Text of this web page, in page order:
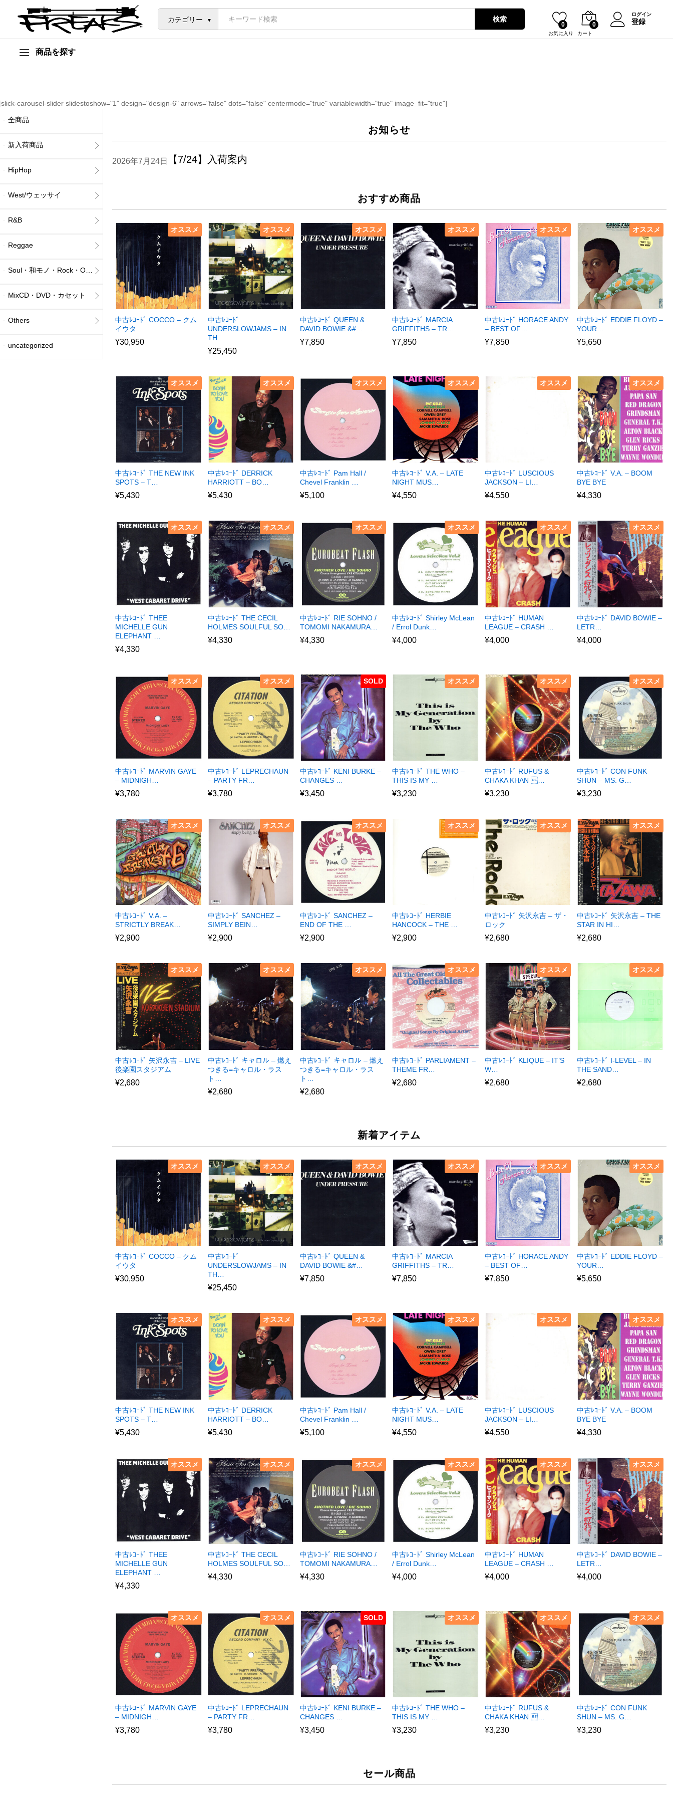
カテゴリー 検索
お気に入り
0
カート
0
ログイン
登録
商品を探す
carousel-slider slidestoshow="1" design="design-6" arrows="false" dots="false" centermode="true" variablewidth="true" image_fit="true"]
お知らせ
【7/24】入荷案内
2026年7月24日
おすすめ商品
オススメ
中古ﾚｺｰﾄﾞ COCCO – クム
イウタ
¥30,950
オススメ
中古ﾚｺｰﾄﾞ
UNDERSLOWJAMS – IN
TH…
¥25,450
オススメ
中古ﾚｺｰﾄﾞ QUEEN &
DAVID BOWIE &#…
¥7,850
オススメ
中古ﾚｺｰﾄﾞ MARCIA
GRIFFITHS – TR…
¥7,850
オススメ
中古ﾚｺｰﾄﾞ HORACE ANDY
– BEST OF…
¥7,850
オススメ
中古ﾚｺｰﾄﾞ EDDIE FLOYD –
YOUR…
¥5,650
オススメ
中古ﾚｺｰﾄﾞ THE NEW INK
SPOTS – T…
¥5,430
オススメ
中古ﾚｺｰﾄﾞ DERRICK
HARRIOTT – BO…
¥5,430
オススメ
中古ﾚｺｰﾄﾞ Pam Hall /
Chevel Franklin …
¥5,100
オススメ
中古ﾚｺｰﾄﾞ V.A. – LATE
NIGHT MUS…
¥4,550
オススメ
中古ﾚｺｰﾄﾞ LUSCIOUS
JACKSON – LI…
¥4,550
オススメ
中古ﾚｺｰﾄﾞ V.A. – BOOM
BYE BYE
¥4,330
オススメ
中古ﾚｺｰﾄﾞ THEE
MICHELLE GUN
ELEPHANT …
¥4,330
オススメ
中古ﾚｺｰﾄﾞ THE CECIL
HOLMES SOULFUL SO…
¥4,330
オススメ
中古ﾚｺｰﾄﾞ RIE SOHNO /
TOMOMI NAKAMURA…
¥4,330
オススメ
中古ﾚｺｰﾄﾞ Shirley McLean
/ Errol Dunk…
¥4,000
オススメ
中古ﾚｺｰﾄﾞ HUMAN
LEAGUE – CRASH …
¥4,000
オススメ
中古ﾚｺｰﾄﾞ DAVID BOWIE –
LETR…
¥4,000
オススメ
中古ﾚｺｰﾄﾞ MARVIN GAYE
– MIDNIGH…
¥3,780
オススメ
中古ﾚｺｰﾄﾞ LEPRECHAUN
– PARTY FR…
¥3,780
SOLD
中古ﾚｺｰﾄﾞ KENI BURKE –
CHANGES …
¥3,450
オススメ
中古ﾚｺｰﾄﾞ THE WHO –
THIS IS MY …
¥3,230
オススメ
中古ﾚｺｰﾄﾞ RUFUS &
CHAKA KHAN …
¥3,230
オススメ
中古ﾚｺｰﾄﾞ CON FUNK
SHUN – MS. G…
¥3,230
オススメ
中古ﾚｺｰﾄﾞ V.A. –
STRICTLY BREAK…
¥2,900
オススメ
中古ﾚｺｰﾄﾞ SANCHEZ –
SIMPLY BEIN…
¥2,900
オススメ
中古ﾚｺｰﾄﾞ SANCHEZ –
END OF THE …
¥2,900
オススメ
中古ﾚｺｰﾄﾞ HERBIE
HANCOCK – THE …
¥2,900
オススメ
中古ﾚｺｰﾄﾞ 矢沢永吉 – ザ・
ロック
¥2,680
オススメ
中古ﾚｺｰﾄﾞ 矢沢永吉 – THE
STAR IN HI…
¥2,680
オススメ
中古ﾚｺｰﾄﾞ 矢沢永吉 – LIVE
後楽園スタジアム
¥2,680
オススメ
中古ﾚｺｰﾄﾞ キャロル – 燃え
つきる=キャロル・ラス
ト…
¥2,680
オススメ
中古ﾚｺｰﾄﾞ キャロル – 燃え
つきる=キャロル・ラス
ト…
¥2,680
オススメ
中古ﾚｺｰﾄﾞ PARLIAMENT –
THEME FR…
¥2,680
オススメ
中古ﾚｺｰﾄﾞ KLIQUE – IT’S
W…
¥2,680
オススメ
中古ﾚｺｰﾄﾞ I-LEVEL – IN
THE SAND…
¥2,680
新着アイテム
オススメ
中古ﾚｺｰﾄﾞ COCCO – クム
イウタ
¥30,950
オススメ
中古ﾚｺｰﾄﾞ
UNDERSLOWJAMS – IN
TH…
¥25,450
オススメ
中古ﾚｺｰﾄﾞ QUEEN &
DAVID BOWIE &#…
¥7,850
オススメ
中古ﾚｺｰﾄﾞ MARCIA
GRIFFITHS – TR…
¥7,850
オススメ
中古ﾚｺｰﾄﾞ HORACE ANDY
– BEST OF…
¥7,850
オススメ
中古ﾚｺｰﾄﾞ EDDIE FLOYD –
YOUR…
¥5,650
オススメ
中古ﾚｺｰﾄﾞ THE NEW INK
SPOTS – T…
¥5,430
オススメ
中古ﾚｺｰﾄﾞ DERRICK
HARRIOTT – BO…
¥5,430
オススメ
中古ﾚｺｰﾄﾞ Pam Hall /
Chevel Franklin …
¥5,100
オススメ
中古ﾚｺｰﾄﾞ V.A. – LATE
NIGHT MUS…
¥4,550
オススメ
中古ﾚｺｰﾄﾞ LUSCIOUS
JACKSON – LI…
¥4,550
オススメ
中古ﾚｺｰﾄﾞ V.A. – BOOM
BYE BYE
¥4,330
オススメ
中古ﾚｺｰﾄﾞ THEE
MICHELLE GUN
ELEPHANT …
¥4,330
オススメ
中古ﾚｺｰﾄﾞ THE CECIL
HOLMES SOULFUL SO…
¥4,330
オススメ
中古ﾚｺｰﾄﾞ RIE SOHNO /
TOMOMI NAKAMURA…
¥4,330
オススメ
中古ﾚｺｰﾄﾞ Shirley McLean
/ Errol Dunk…
¥4,000
オススメ
中古ﾚｺｰﾄﾞ HUMAN
LEAGUE – CRASH …
¥4,000
オススメ
中古ﾚｺｰﾄﾞ DAVID BOWIE –
LETR…
¥4,000
オススメ
中古ﾚｺｰﾄﾞ MARVIN GAYE
– MIDNIGH…
¥3,780
オススメ
中古ﾚｺｰﾄﾞ LEPRECHAUN
– PARTY FR…
¥3,780
SOLD
中古ﾚｺｰﾄﾞ KENI BURKE –
CHANGES …
¥3,450
オススメ
中古ﾚｺｰﾄﾞ THE WHO –
THIS IS MY …
¥3,230
オススメ
中古ﾚｺｰﾄﾞ RUFUS &
CHAKA KHAN …
¥3,230
オススメ
中古ﾚｺｰﾄﾞ CON FUNK
SHUN – MS. G…
¥3,230
セール商品
全商品
新入荷商品
HipHop
West/ウェッサイ
R&B
Reggae
Soul・和モノ・Rock・Others
MixCD・DVD・カセット
Others
uncategorized